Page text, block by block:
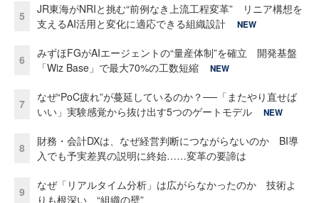
5
JR東海がNRIと挑む“前例なき上流工程変革” リニア構想を
支えるAI活用と変化に適応できる組織設計
NEW
6
みずほFGがAIエージェントの“量産体制”を確立 開発基盤
「Wiz Base」で最大70%の工数短縮
NEW
7
なぜ“PoC疲れ”が蔓延しているのか？──「またやり直せば
いい」実験感覚から抜け出す5つのゲートモデル
NEW
8
財務・会計DXは、なぜ経営判断につながらないのか BI導
入でも予実差異の説明に終始……変革の要諦は
9
なぜ「リアルタイム分析」は広がらなかったのか 技術よ
りも根深い、“組織の壁”